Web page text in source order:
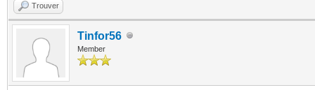
Trouver
Tinfor56
Member